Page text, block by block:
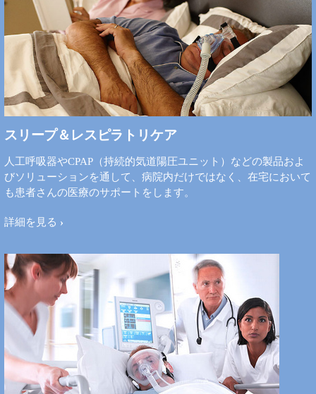
スリープ＆レスピラトリケア
人工呼吸器やCPAP（持続的気道陽圧ユニット）などの製品およ
びソリューションを通して、病院内だけではなく、在宅において
も患者さんの医療のサポートをします。
詳細を見る